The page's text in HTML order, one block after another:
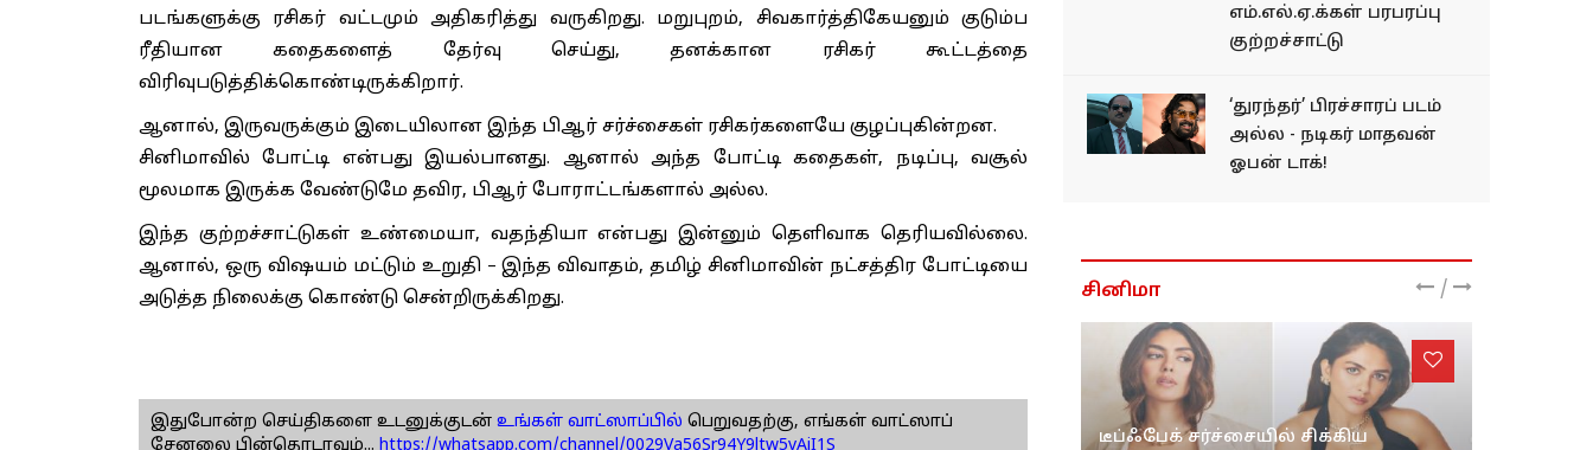
படங்களுக்கு ரசிகர் வட்டமும் அதிகரித்து வருகிறது. மறுபுறம், சிவகார்த்திகேயனும் குடும்ப
ரீதியான கதைகளைத் தேர்வு செய்து, தனக்கான ரசிகர் கூட்டத்தை
விரிவுபடுத்திக்கொண்டிருக்கிறார்.
ஆனால், இருவருக்கும் இடையிலான இந்த பிஆர் சர்ச்சைகள் ரசிகர்களையே குழப்புகின்றன.
சினிமாவில் போட்டி என்பது இயல்பானது. ஆனால் அந்த போட்டி கதைகள், நடிப்பு, வசூல்
மூலமாக இருக்க வேண்டுமே தவிர, பிஆர் போராட்டங்களால் அல்ல.
இந்த குற்றச்சாட்டுகள் உண்மையா, வதந்தியா என்பது இன்னும் தெளிவாக தெரியவில்லை.
ஆனால், ஒரு விஷயம் மட்டும் உறுதி – இந்த விவாதம், தமிழ் சினிமாவின் நட்சத்திர போட்டியை
அடுத்த நிலைக்கு கொண்டு சென்றிருக்கிறது.
இதுபோன்ற செய்திகளை உடனுக்குடன் உங்கள் வாட்ஸாப்பில் பெறுவதற்கு, எங்கள் வாட்ஸாப்
சேனலை பின்தொடரவும்... https://whatsapp.com/channel/0029Va56Sr94Y9ltw5vAiI1S
எம்.எல்.ஏ.க்கள் பரபரப்பு
குற்றச்சாட்டு
‘துரந்தர்’ பிரச்சாரப் படம்
அல்ல - நடிகர் மாதவன்
ஓபன் டாக்!
சினிமா /
டீப்ஃபேக் சர்ச்சையில் சிக்கிய